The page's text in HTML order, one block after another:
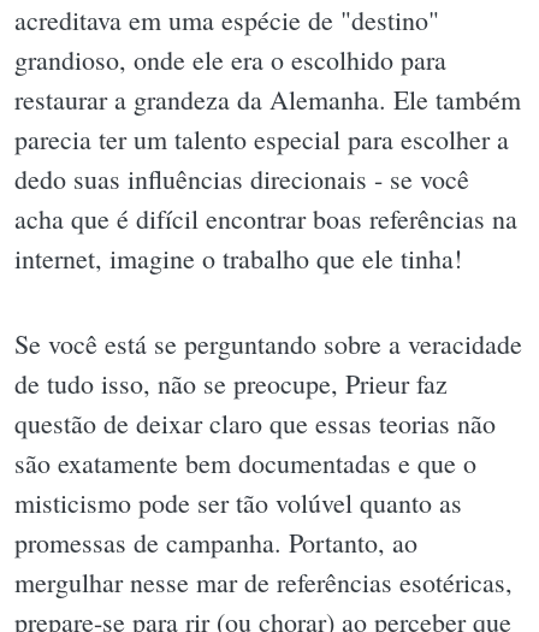
acreditava em uma espécie de "destino"
grandioso, onde ele era o escolhido para
restaurar a grandeza da Alemanha. Ele também
parecia ter um talento especial para escolher a
dedo suas influências direcionais - se você
acha que é difícil encontrar boas referências na
internet, imagine o trabalho que ele tinha!
Se você está se perguntando sobre a veracidade
de tudo isso, não se preocupe, Prieur faz
questão de deixar claro que essas teorias não
são exatamente bem documentadas e que o
misticismo pode ser tão volúvel quanto as
promessas de campanha. Portanto, ao
mergulhar nesse mar de referências esotéricas,
prepare-se para rir (ou chorar) ao perceber que